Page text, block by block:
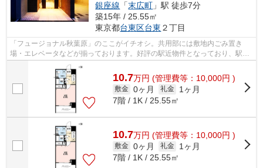
銀座線 「末広町 」駅 徒歩7分
築15年 / 25.55㎡
東京都台東区台東 ２丁目
「フュージョナル秋葉原」のここがイチオシ。共用部には敷地内ごみ置き
場・エレベータなどが揃っております。好評の駅近物件となっており、駅よ
り徒歩9分に立地しています。独創的なデ...
10.7万円 (管理費等：10,000円 )
敷金 0ヶ月 礼金
1ヶ月
7階 / 1K / 25.55㎡
10.7万円 (管理費等：10,000円 )
敷金 0ヶ月 礼金
1ヶ月
7階 / 1K / 25.55㎡